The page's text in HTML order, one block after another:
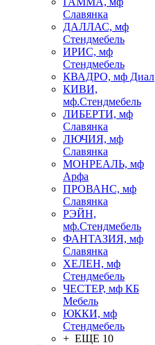
Славянка
ДАЛЛАС, мф
Стендмебель
ИРИС, мф
Стендмебель
КВАДРО, мф Диал
КИВИ,
мф.Стендмебель
ЛИБЕРТИ, мф
Славянка
ЛЮЧИЯ, мф
Славянка
МОНРЕАЛЬ, мф
Арфа
ПРОВАНС, мф
Славянка
РЭЙН,
мф.Стендмебель
ФАНТАЗИЯ, мф
Славянка
ХЕЛЕН, мф
Стендмебель
ЧЕСТЕР, мф КБ
Мебель
ЮККИ, мф
Стендмебель
+ ЕЩЕ 10